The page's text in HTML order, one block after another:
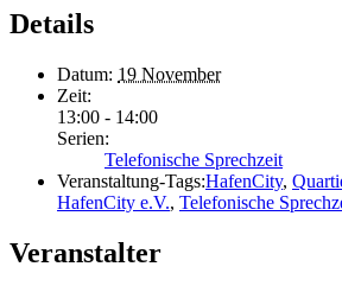
Details
Datum: 19 November
Zeit:
13:00 - 14:00
Serien:
Telefonische Sprechzeit
Veranstaltung-Tags:HafenCity,
HafenCity e.V., Telefonische
Veranstalter